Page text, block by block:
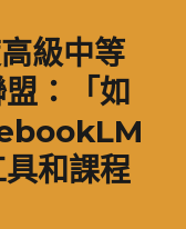
級中等
：「如
和課程